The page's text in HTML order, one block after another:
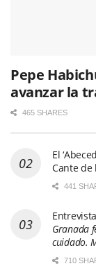
Pepe
avanzar la
465 SHARES
El
Cante de
441
Granada
cuidado.
710